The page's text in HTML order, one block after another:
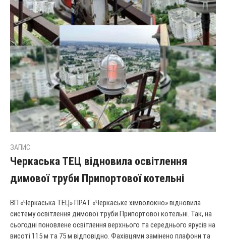
ЗАПИС
Черкаська ТЕЦ відновила освітлення
димової труби Припортової котельні
ВП «Черкаська ТЕЦ» ПРАТ «Черкаське хімволокно» відновила
систему освітлення димової труби Припортової котельні. Так, на
сьогодні поновлене освітлення верхнього та середнього ярусів на
висоті 115 м та 75 м відповідно. Фахівцями замінено плафони та